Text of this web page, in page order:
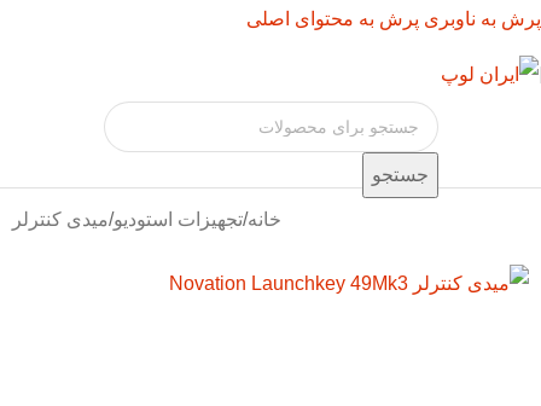
پرش به ناوبری پرش به محتوای اصلی
جستجو
خانه/تجهیزات استودیو/میدی کنترلر